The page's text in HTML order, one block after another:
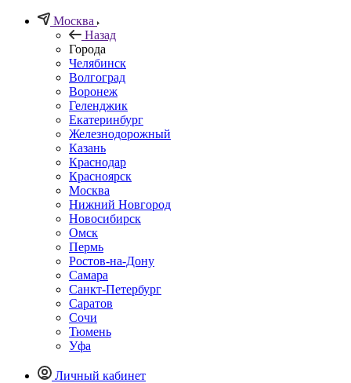
Москва
Назад
Города
Челябинск
Волгоград
Воронеж
Геленджик
Екатеринбург
Железнодорожный
Казань
Краснодар
Красноярск
Москва
Нижний Новгород
Новосибирск
Омск
Пермь
Ростов-на-Дону
Самара
Санкт-Петербург
Саратов
Сочи
Тюмень
Уфа
Личный кабинет